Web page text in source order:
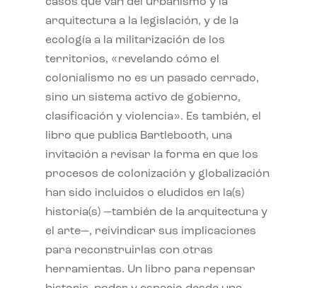
arquitectura a la legislación, y de la
ecología a la militarización de los
territorios, «revelando cómo el
colonialismo no es un pasado cerrado,
sino un sistema activo de gobierno,
clasificación y violencia». Es también, el
libro que publica Bartlebooth, una
invitación a revisar la forma en que los
procesos de colonización y globalización
han sido incluidos o eludidos en la(s)
historia(s) —también de la arquitectura y
el arte—, reivindicar sus implicaciones
para reconstruirlas con otras
herramientas. Un libro para repensar